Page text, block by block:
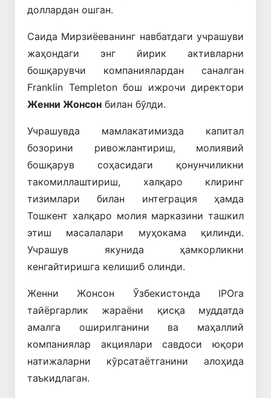
доллардан ошган.
Саида Мирзиёеванинг навбатдаги учрашуви
жаҳондаги энг йирик активларни
бошқарувчи компаниялардан саналган
Franklin Templeton бош ижрочи директори
Женни Жонсон билан бўлди.
Учрашувда мамлакатимизда капитал
бозорини ривожлантириш, молиявий
бошқарув соҳасидаги қонунчиликни
такомиллаштириш, халқаро клиринг
тизимлари билан интеграция ҳамда
Тошкент халқаро молия марказини ташкил
этиш масалалари муҳокама қилинди.
Учрашув якунида ҳамкорликни
кенгайтиришга келишиб олинди.
Женни Жонсон Ўзбекистонда IPOга
тайёргарлик жараёни қисқа муддатда
амалга оширилганини ва маҳаллий
компаниялар акциялари савдоси юқори
натижаларни кўрсатаётганини алоҳида
таъкидлаган.